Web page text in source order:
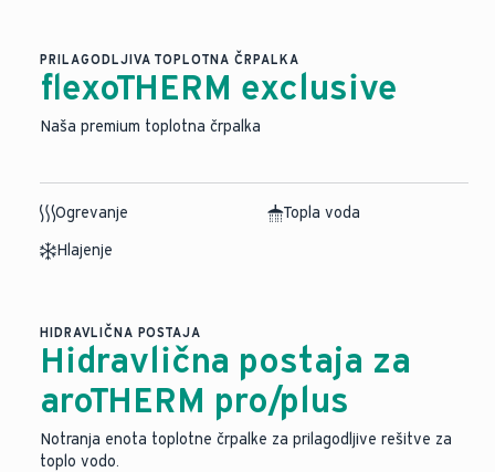
PRILAGODLJIVA TOPLOTNA ČRPALKA
flexoTHERM exclusive
Naša premium toplotna črpalka
Ogrevanje
Topla voda
Hlajenje
HIDRAVLIČNA POSTAJA
Hidravlična postaja za
aroTHERM pro/plus
Notranja enota toplotne črpalke za prilagodljive rešitve za
toplo vodo.